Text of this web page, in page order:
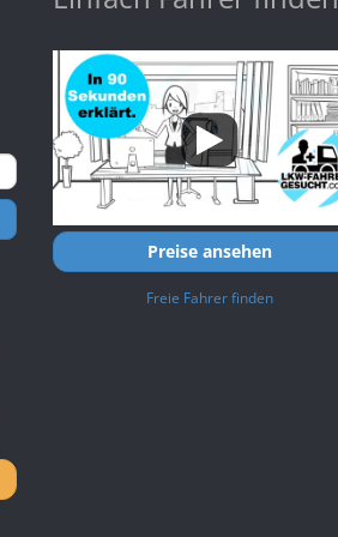
Preise ansehen
Freie Fahrer finden